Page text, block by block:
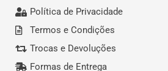
Política de Privacidade
Termos e Condições
Trocas e Devoluções
Formas de Entrega